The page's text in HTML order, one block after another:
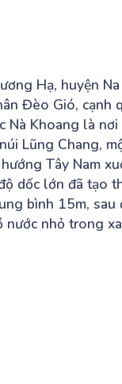
Hạ, huyện
Đèo Gió, cạnh
Nà Khoang là
Lũng Chang,
Tây Nam
dốc lớn đã tạo
bình 15m, sau
nước nhỏ trong